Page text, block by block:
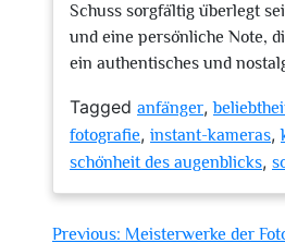
Schuss sorgfältig überlegt
und eine persönliche Note,
ein authentisches und
Tagged anfänger,
fotografie, instant-kameras,
schönheit des augenblicks,
Beitragsnavigation
Previous: Meisterwerke der